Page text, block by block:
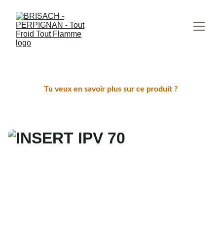
Tu veux en savoir plus sur ce produit ?